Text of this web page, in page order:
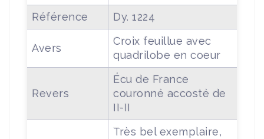
Référence
Dy. 1224
Avers
Croix feuillue avec
quadrilobe en coeur
Revers
Écu de France
couronné accosté de
II-II
Très bel exemplaire,